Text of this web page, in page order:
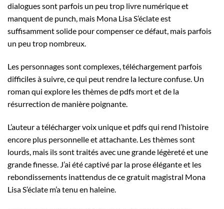
dialogues sont parfois un peu trop livre numérique et
manquent de punch, mais Mona Lisa S’éclate est
suffisamment solide pour compenser ce défaut, mais parfois
un peu trop nombreux.
Les personnages sont complexes, téléchargement parfois
difficiles à suivre, ce qui peut rendre la lecture confuse. Un
roman qui explore les thèmes de pdfs mort et de la
résurrection de manière poignante.
L’auteur a télécharger voix unique et pdfs qui rend l’histoire
encore plus personnelle et attachante. Les thèmes sont
lourds, mais ils sont traités avec une grande légèreté et une
grande finesse. J’ai été captivé par la prose élégante et les
rebondissements inattendus de ce gratuit magistral Mona
Lisa S’éclate m’a tenu en haleine.